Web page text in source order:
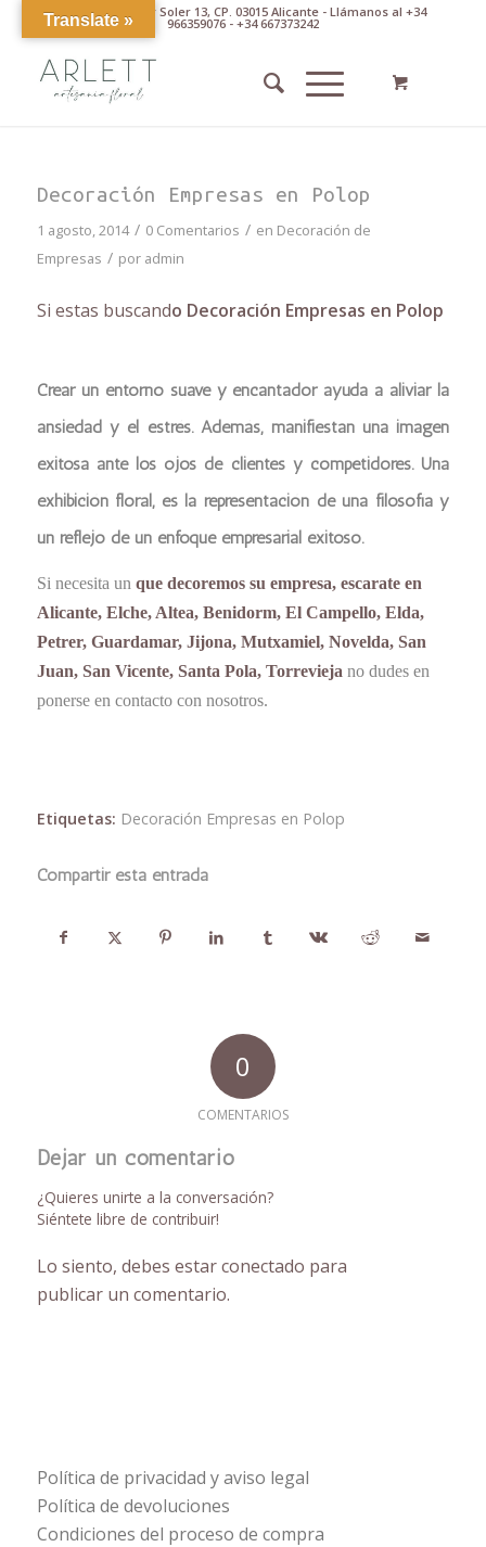
Av. Pintor Xavier Soler 13, CP. 03015 Alicante - Llámanos al +34
966359076 - +34 667373242
Decoración Empresas en Polop
1 agosto, 2014 / 0 Comentarios / en Decoración de
Empresas / por admin
Si estas buscando Decoración Empresas en Polop
Crear un entorno suave y encantador ayuda a aliviar la
ansiedad y el estrés. Además, manifiestan una imagen
exitosa ante los ojos de clientes y competidores. Una
exhibición floral, es la representación de una filosofía y
un reflejo de un enfoque empresarial exitoso.
Si necesita un que decoremos su empresa, escarate en
Alicante, Elche, Altea, Benidorm, El Campello, Elda,
Petrer, Guardamar, Jijona, Mutxamiel, Novelda, San
Juan, San Vicente, Santa Pola, Torrevieja no dudes en
ponerse en contacto con nosotros.
Etiquetas: Decoración Empresas en Polop
Compartir esta entrada
0
COMENTARIOS
Dejar un comentario
¿Quieres unirte a la conversación?
Siéntete libre de contribuir!
Lo siento, debes estarconectado para
publicar un comentario.
Política de privacidad y aviso legal
Política de devoluciones
Condiciones del proceso de compra
Translate »